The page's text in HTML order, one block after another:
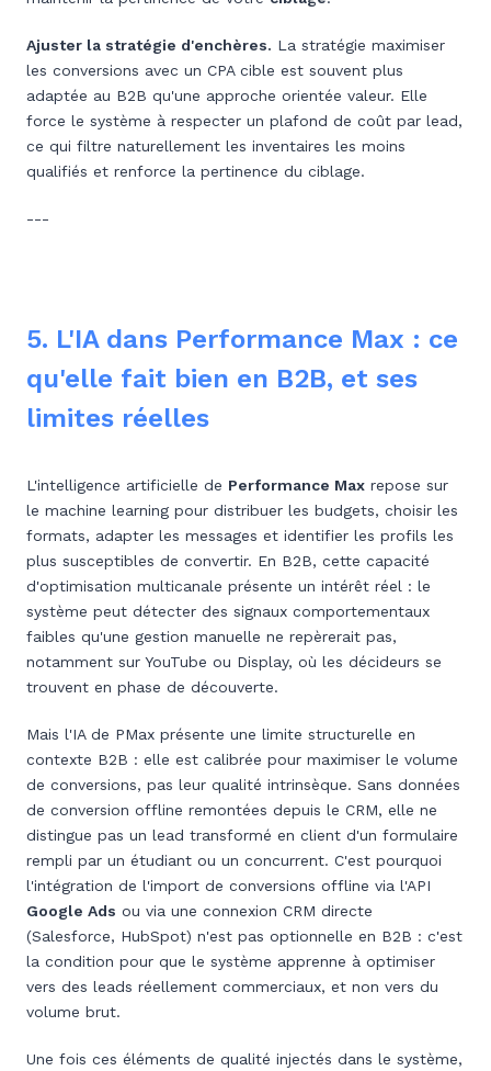
Ajuster la stratégie d'enchères. La stratégie maximiser
les conversions avec un CPA cible est souvent plus
adaptée au B2B qu'une approche orientée valeur. Elle
force le système à respecter un plafond de coût par lead,
ce qui filtre naturellement les inventaires les moins
qualifiés et renforce la pertinence du ciblage.
---
5. L'IA dans Performance Max : ce
qu'elle fait bien en B2B, et ses
limites réelles
L'intelligence artificielle de Performance Max repose sur
le machine learning pour distribuer les budgets, choisir les
formats, adapter les messages et identifier les profils les
plus susceptibles de convertir. En B2B, cette capacité
d'optimisation multicanale présente un intérêt réel : le
système peut détecter des signaux comportementaux
faibles qu'une gestion manuelle ne repèrerait pas,
notamment sur YouTube ou Display, où les décideurs se
trouvent en phase de découverte.
Mais l'IA de PMax présente une limite structurelle en
contexte B2B : elle est calibrée pour maximiser le volume
de conversions, pas leur qualité intrinsèque. Sans données
de conversion offline remontées depuis le CRM, elle ne
distingue pas un lead transformé en client d'un formulaire
rempli par un étudiant ou un concurrent. C'est pourquoi
l'intégration de l'import de conversions offline via l'API
Google Ads ou via une connexion CRM directe
(Salesforce, HubSpot) n'est pas optionnelle en B2B : c'est
la condition pour que le système apprenne à optimiser
vers des leads réellement commerciaux, et non vers du
volume brut.
Une fois ces éléments de qualité injectés dans le système,